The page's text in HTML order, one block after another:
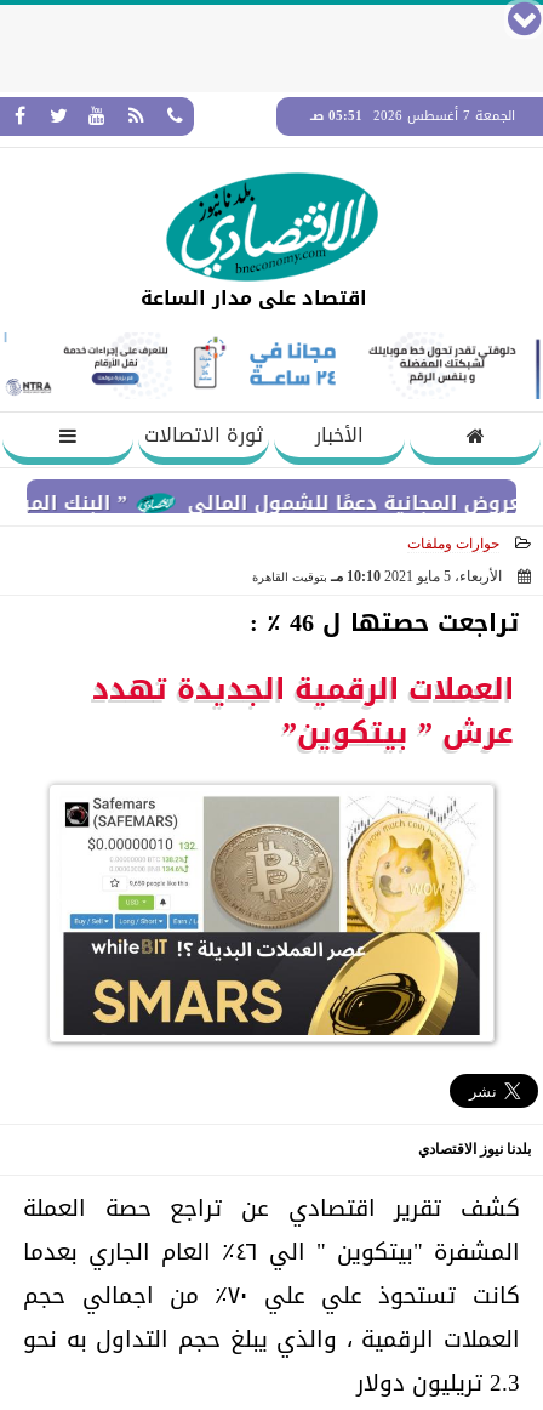
الجمعة 7 أغسطس 2026 05:51 صـ
اقتصاد على مدار الساعة
الأخبار
ثورة الاتصالات
” البنك المركزي” : معدلات الشمول المالي
دعمًا للشمول المالي
حوارات وملفات
الأربعاء، 5 مايو 2021
10:10 مـ بتوقيت القاهرة
تراجعت حصتها ل 46 ٪ :
العملات الرقمية الجديدة تهدد
عرش ” بيتكوين”
بلدنا نيوز الاقتصادي
كشف تقرير اقتصادي عن تراجع حصة العملة
المشفرة "بيتكوين " الي ٤٦٪؜ العام الجاري بعدما
كانت تستحوذ علي علي ٧٠٪ من اجمالي حجم
العملات الرقمية ، والذي يبلغ حجم التداول به نحو
2.3 تريليون دولار